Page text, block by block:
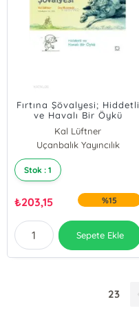
Fırtına Şövalyesi; Hiddetli
ve Havalı Bir Öykü
Kal Lüftner
Uçanbalık Yayıncılık
Stok : 1
₺203,15 %15
Sepete Ekle
23